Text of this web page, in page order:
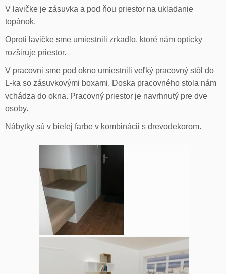
V lavičke je zásuvka a pod ňou priestor na ukladanie
topánok.
Oproti lavičke sme umiestnili zrkadlo, ktoré nám opticky
rozširuje priestor.
V pracovni sme pod okno umiestnili veľký pracovný stôl do
L-ka so zásuvkovými boxami. Doska pracovného stola nám
vchádza do okna. Pracovný priestor je navrhnutý pre dve
osoby.
Nábytky sú v bielej farbe v kombinácii s drevodekorom.